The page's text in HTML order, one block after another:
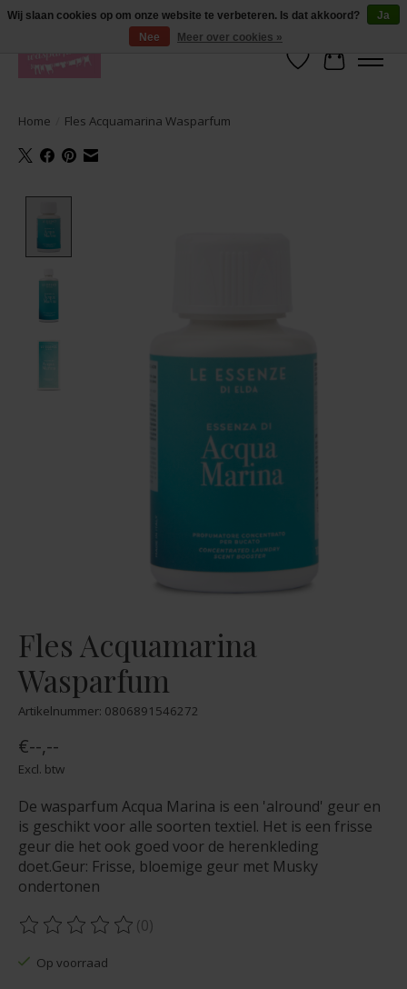
De lekkerste geuren wasparfum in uw eigen shop. Testers nodig? Ga naar
producten --> wasparfum --> geurtester
Verlanglijst
Home Fles Acquamarina Wasparfum
Fles Acquamarina
Wasparfum
Artikelnummer: 0806891546272
€--,--
Excl. btw
De wasparfum Acqua Marina is een 'alround' geur en
is geschikt voor alle soorten textiel. Het is een frisse
geur die het ook goed voor de herenkleding
doet.Geur: Frisse, bloemige geur met Musky
ondertonen
De beoordeling van dit product is
(0)
Op voorraad
Wij slaan cookies op om onze website te verbeteren. Is dat akkoord?
Ja
Nee
Meer over cookies »